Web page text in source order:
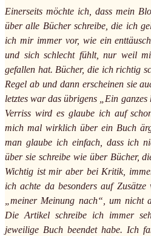
Einerseits möchte ich, dass mein
über alle Bücher schreibe, die ich
ich mir immer vor, wie ein
und sich schlecht fühlt, nur weil
gefallen hat. Bücher, die ich richtig
Regel ab und dann erscheinen sie
letztes war das übrigens „Ein
Verriss wird es glaube ich auf
mich mal wirklich über ein Buch
man glaube ich einfach, dass ich
über sie schreibe wie über Bücher,
Wichtig ist mir aber bei Kritik,
ich achte da besonders auf
„meiner Meinung nach“, um nicht
Die Artikel schreibe ich immer
jeweilige Buch beendet habe. Ich